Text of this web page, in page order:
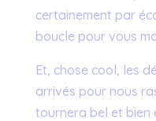
certainement par
boucle pour vous
Et, chose cool, les
arrivés pour nous
tournera bel et bien